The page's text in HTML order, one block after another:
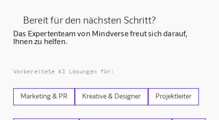
Bereit für den nächsten Schritt?
Das Expertenteam von Mindverse freut sich darauf,
Ihnen zu helfen.
Vorbereitete KI Lösungen für:
Marketing & PR Kreative & Designer Projektleiter